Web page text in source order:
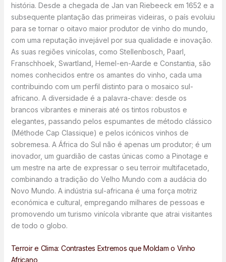
história. Desde a chegada de Jan van Riebeeck em 1652 e a
subsequente plantação das primeiras videiras, o país evoluiu
para se tornar o oitavo maior produtor de vinho do mundo,
com uma reputação invejável por sua qualidade e inovação.
As suas regiões vinícolas, como Stellenbosch, Paarl,
Franschhoek, Swartland, Hemel-en-Aarde e Constantia, são
nomes conhecidos entre os amantes do vinho, cada uma
contribuindo com um perfil distinto para o mosaico sul-
africano. A diversidade é a palavra-chave: desde os
brancos vibrantes e minerais até os tintos robustos e
elegantes, passando pelos espumantes de método clássico
(Méthode Cap Classique) e pelos icónicos vinhos de
sobremesa. A África do Sul não é apenas um produtor; é um
inovador, um guardião de castas únicas como a Pinotage e
um mestre na arte de expressar o seu terroir multifacetado,
combinando a tradição do Velho Mundo com a audácia do
Novo Mundo. A indústria sul-africana é uma força motriz
económica e cultural, empregando milhares de pessoas e
promovendo um turismo vinícola vibrante que atrai visitantes
de todo o globo.
Terroir e Clima: Contrastes Extremos que Moldam o Vinho
Africano